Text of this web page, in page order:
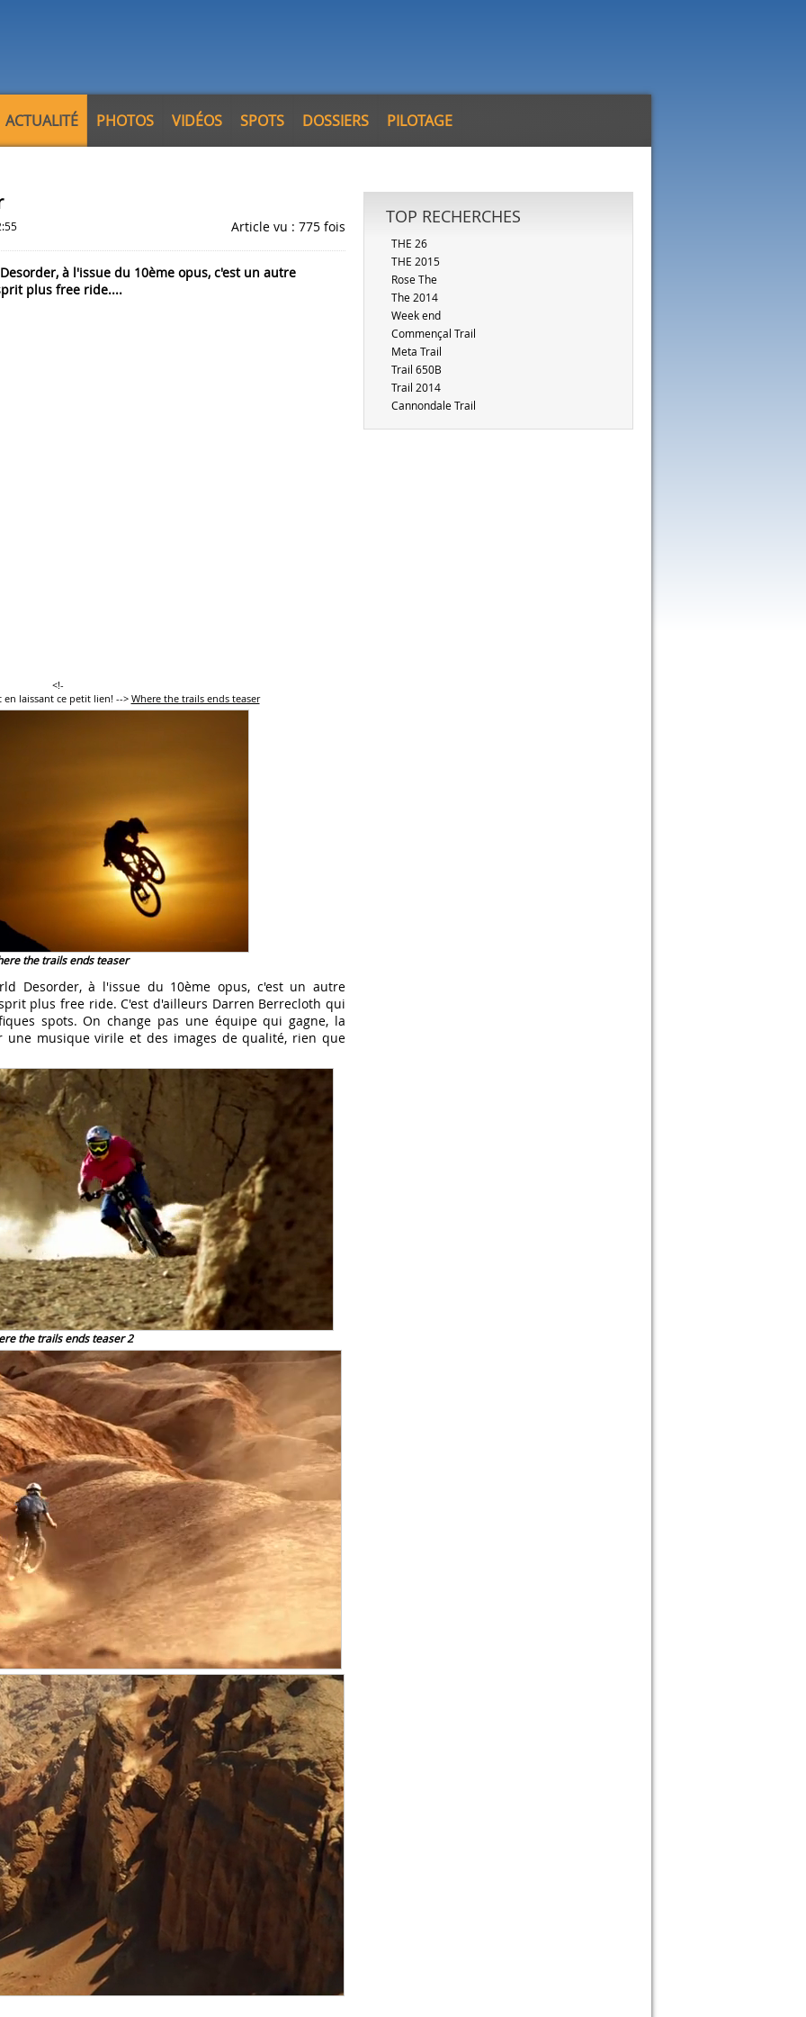
ACTUALITÉ PHOTOS VIDÉOS SPOTS DOSSIERS PILOTAGE
Article vu : 775 fois
à l'issue du 10ème opus, c'est un autre
plus free ride....
<!-
laissant ce petit lien! --> Where the trails ends teaser
the trails ends teaser
Desorder, à l'issue du 10ème opus, c'est un autre
plus free ride. C'est d'ailleurs Darren Berrecloth qui
spots. On change pas une équipe qui gagne, la
une musique virile et des images de qualité, rien que
the trails ends teaser 2
TOP RECHERCHES
THE 26
THE 2015
Rose The
The 2014
Week end
Commençal Trail
Meta Trail
Trail 650B
Trail 2014
Cannondale Trail